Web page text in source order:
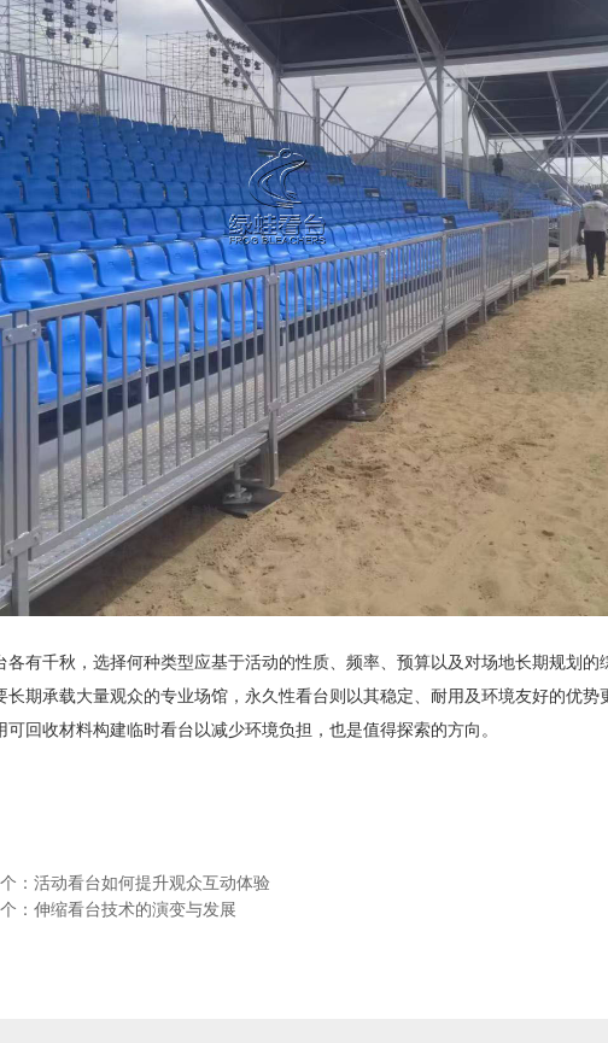
有千秋，选择何种类型应基于活动的性质、频率、预算以及对场地长期规划的
长期承载大量观众的专业场馆，永久性看台则以其稳定、耐用及环境友好的优
回收材料构建临时看台以减少环境负担，也是值得探索的方向。
： 活动看台如何提升观众互动体验
： 伸缩看台技术的演变与发展